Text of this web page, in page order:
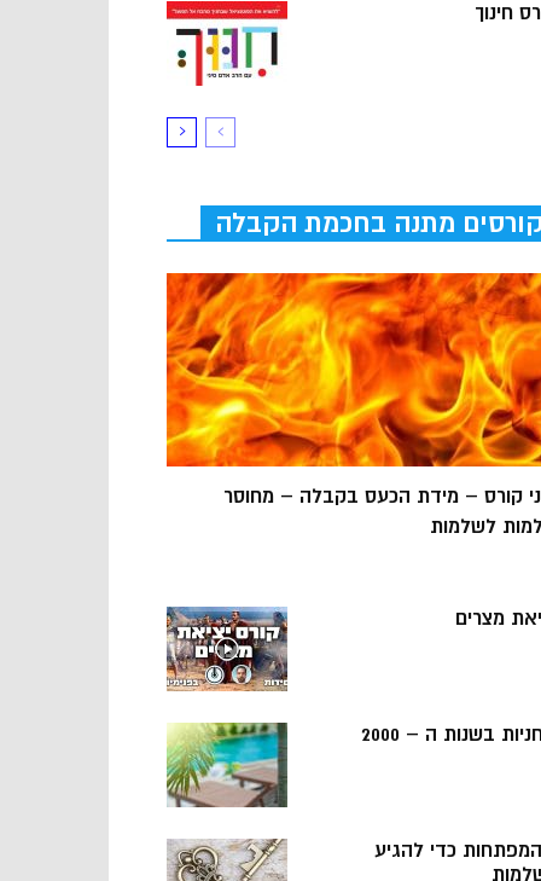
חינוך
קורסים מתנה בחכמת הקבלה
קורס – מידת הכעס בקבלה – מחוסר
לשלמות
מצרים
בשנות ה – 2000
5 המפתחות כדי להגיע